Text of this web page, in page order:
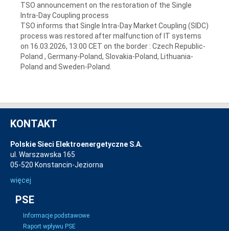
TSO announcement on the restoration of the Single
Intra-Day Coupling process
TSO informs that Single Intra-Day Market Coupling (SIDC)
process was restored after malfunction of IT systems
on 16.03.2026, 13:00 CET on the border : Czech Republic-
Poland , Germany-Poland, Slovakia-Poland, Lithuania-
Poland and Sweden-Poland.
KONTAKT
Polskie Sieci Elektroenergetyczne S.A.
ul. Warszawska 165
05-520 Konstancin-Jeziorna
więcej
PSE
Informacje podstawowe
Raport wpływu PSE